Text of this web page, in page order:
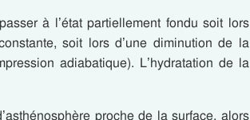
à l’état partiellement fondu soit lors
soit lors d’une diminution de la
adiabatique). L’hydratation de la
proche de la surface, alors